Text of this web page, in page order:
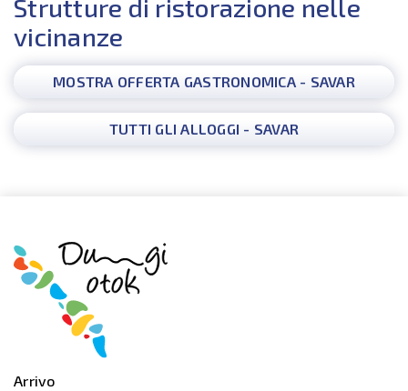
Strutture di ristorazione nelle
vicinanze
MOSTRA OFFERTA GASTRONOMICA - SAVAR
TUTTI GLI ALLOGGI - SAVAR
Arrivo